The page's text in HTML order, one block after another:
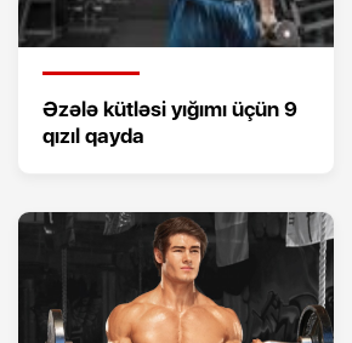
Əzələ kütləsi yığımı üçün 9
qızıl qayda